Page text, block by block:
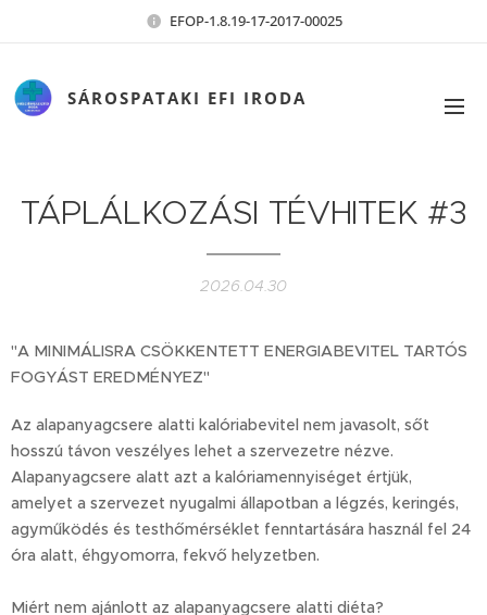
EFOP-1.8.19-17-2017-00025
SÁROSPATAKI EFI IRODA
TÁPLÁLKOZÁSI TÉVHITEK #3
2026.04.30
"A MINIMÁLISRA CSÖKKENTETT ENERGIABEVITEL TARTÓS
FOGYÁST EREDMÉNYEZ"
Az alapanyagcsere alatti kalóriabevitel nem javasolt, sőt
hosszú távon veszélyes lehet a szervezetre nézve.
Alapanyagcsere alatt azt a kalóriamennyiséget értjük,
amelyet a szervezet nyugalmi állapotban a légzés, keringés,
agyműködés és testhőmérséklet fenntartására használ fel 24
óra alatt, éhgyomorra, fekvő helyzetben.
Miért nem ajánlott az alapanyagcsere alatti diéta?